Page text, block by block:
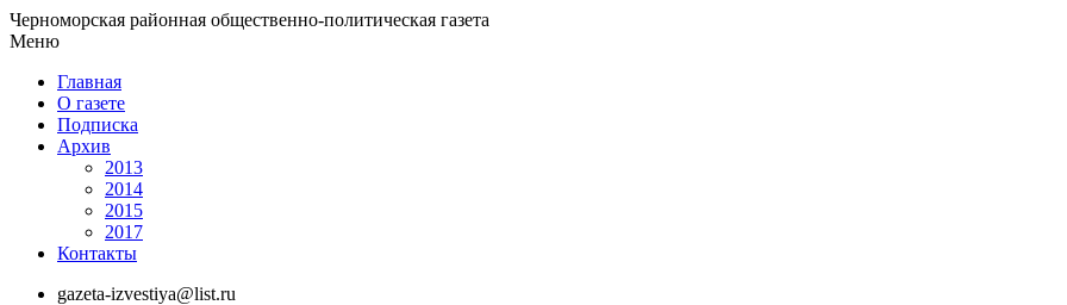
Черноморская районная общественно-политическая газета
Меню
Главная
О газете
Подписка
Архив
2013
2014
2015
2017
Контакты
gazeta-izvestiya@list.ru